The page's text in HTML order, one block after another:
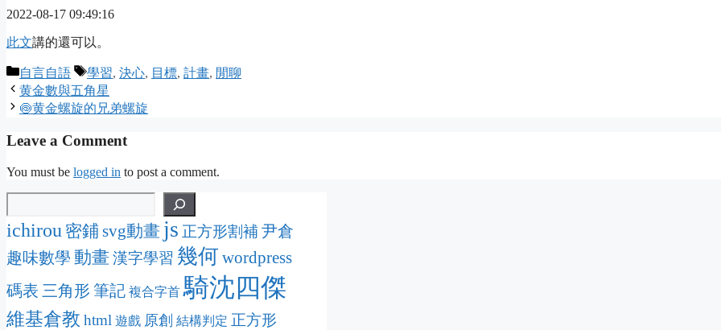
2022-08-17 09:49:16
此文講的還可以。
Categories
自言自語 Tags
學習, 決心, 目標, 計畫, 閒聊
黄金數與五角星
🍥黄金螺旋的兄弟螺旋
Leave a Comment
You must be logged in to post a comment.
ichirou 密鋪svg動畫 js 正方形割補 尹倉
趣味數學 動畫 漢字學習 幾何wordpress
碼表 三角形 筆記 複合字首 騎沈四傑
維基倉教 html 遊戲 原創 結構判定 正方形